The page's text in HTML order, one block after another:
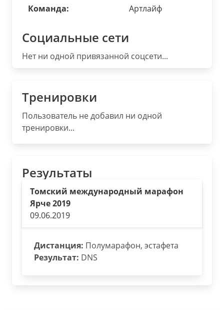
Команда:
Артлайф
Социальные сети
Нет ни одной привязанной соцсети...
Тренировки
Пользователь не добавил ни одной
тренировки...
Результаты
Томский международный марафон
Ярче 2019
09.06.2019
Дистанция: Полумарафон, эстафета
Результат: DNS